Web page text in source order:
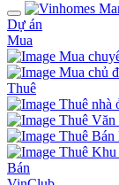
Dự án
Mua
Mua
Mua chủ
Thuê
Thuê nhà
Thuê Văn
Thuê Bán
Thuê Khu
Bán